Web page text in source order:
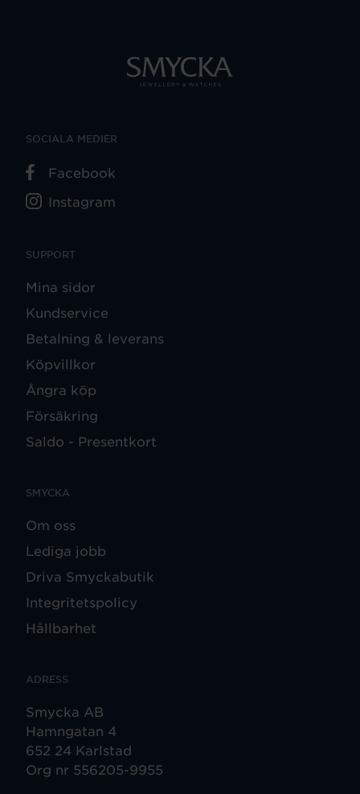
SUPPORT
Mina sidor
Kundservice
Betalning & leverans
Köpvillkor
Ångra köp
Försäkring
Saldo - Presentkort
SMYCKA
Om oss
Lediga jobb
Driva Smyckabutik
Integritetspolicy
Hållbarhet
ADRESS
Smycka AB
Hamngatan 4
652 24 Karlstad
Org nr 556205-9955
SOCIALA MEDIER
Facebook
Instagram